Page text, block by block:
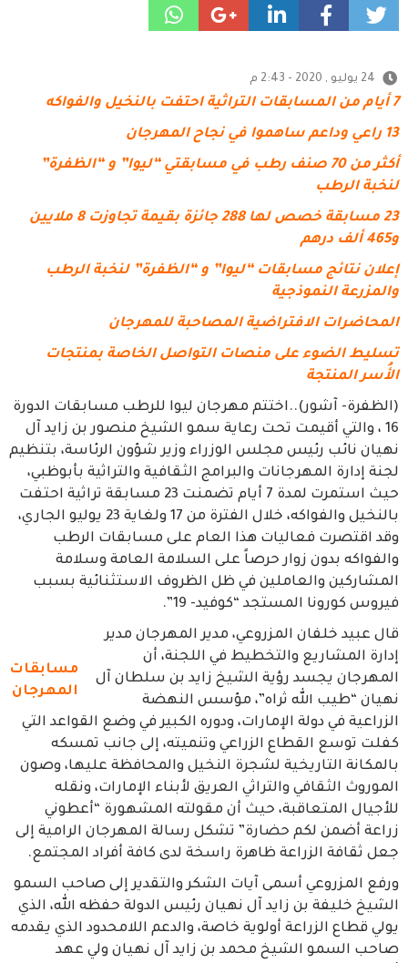
24 يوليو , 2020 - 2:43 م
7 أيام من المسابقات التراثية احتفت بالنخيل والفواكه
13 راعي وداعم ساهموا في نجاح المهرجان
أكثر من 70 صنف رطب في مسابقتي “ليوا” و “الظفرة”
لنخبة الرطب
23 مسابقة خصص لها 288 جائزة بقيمة تجاوزت 8 ملايين
و465 ألف درهم
إعلان نتائج مسابقات “ليوا” و “الظفرة” لنخبة الرطب
والمزرعة النموذجية
المحاضرات الافتراضية المصاحبة للمهرجان
تسليط الضوء على منصات التواصل الخاصة بمنتجات
الأُسر المنتجة
(الظفرة- آشور)..اختتم مهرجان ليوا للرطب مسابقات الدورة
16 ، والتي أقيمت تحت رعاية سمو الشيخ منصور بن زايد آل
نهيان نائب رئيس مجلس الوزراء وزير شؤون الرئاسة، بتنظيم
لجنة إدارة المهرجانات والبرامج الثقافية والتراثية بأبوظبي،
حيث استمرت لمدة 7 أيام تضمنت 23 مسابقة تراثية احتفت
بالنخيل والفواكه، خلال الفترة من 17 ولغاية 23 يوليو الجاري،
وقد اقتصرت فعاليات هذا العام على مسابقات الرطب
والفواكه بدون زوار حرصاً على السلامة العامة وسلامة
المشاركين والعاملين في ظل الظروف الاستثنائية بسبب
فيروس كورونا المستجد “كوفيد- 19”.
مسابقات
المهرجان
قال عبيد خلفان المزروعي، مدير المهرجان مدير
إدارة المشاريع والتخطيط في اللجنة، أن
المهرجان يجسد رؤية الشيخ زايد بن سلطان آل
نهيان “طيب الله ثراه”، مؤسس النهضة
الزراعية في دولة الإمارات، ودوره الكبير في وضع القواعد التي
كفلت توسع القطاع الزراعي وتنميته، إلى جانب تمسكه
بالمكانة التاريخية لشجرة النخيل والمحافظة عليها، وصون
الموروث الثقافي والتراثي العريق لأبناء الإمارات، ونقله
للأجيال المتعاقبة، حيث أن مقولته المشهورة “أعطوني
زراعة أضمن لكم حضارة” تشكل رسالة المهرجان الرامية إلى
جعل ثقافة الزراعة ظاهرة راسخة لدى كافة أفراد المجتمع.
ورفع المزروعي أسمى آيات الشكر والتقدير إلى صاحب السمو
الشيخ خليفة بن زايد آل نهيان رئيس الدولة حفظه الله، الذي
يولي قطاع الزراعة أولوية خاصة، والدعم اللامحدود الذي يقدمه
صاحب السمو الشيخ محمد بن زايد آل نهيان ولي عهد